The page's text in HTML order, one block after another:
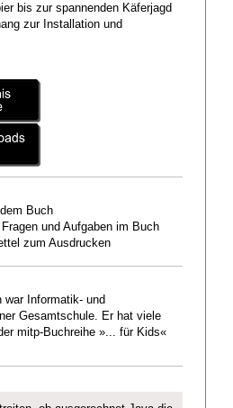
bis zur spannenden Käferjagd
zur Installation und
Buch
und Aufgaben im Buch
zum Ausdrucken
war Informatik- und
Gesamtschule. Er hat viele
mitp-Buchreihe »... für Kids«